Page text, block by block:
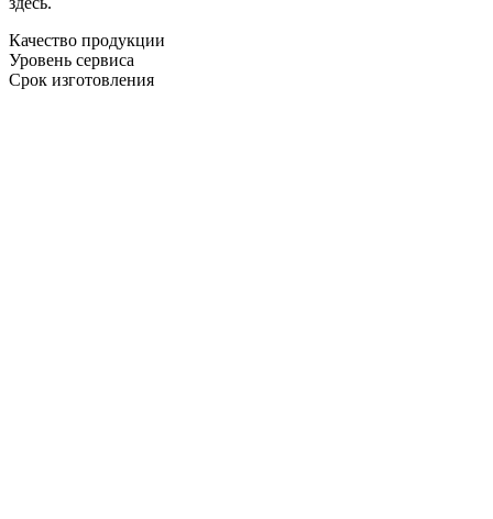
Качество продукции
Уровень сервиса
Срок изготовления